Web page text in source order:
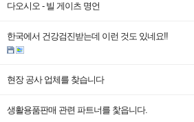
다오시오 - 빌 게이츠 명언
한국에서 건강검진받는데 이런 것도 있네요!!
현장 공사 업체를 찾습니다
생활용품판매 관련 파트너를 찿읍니다.